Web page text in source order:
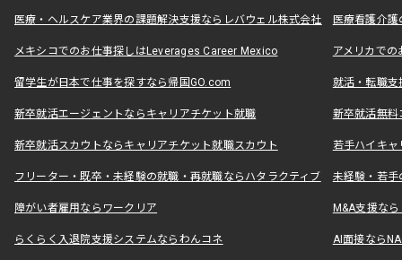
医療・ヘルスケア業界の課題解決支援ならレバウェル株式会社 医療看護介
メキシコでのお仕事探しはLeverages Career Mexico アメリカで
留学生が日本で仕事を探すなら帰国GO.com 就活・転職
新卒就活エージェントならキャリアチケット就職 新卒就活無料
新卒就活スカウトならキャリアチケット就職スカウト 若手ハイキ
フリーター・既卒・未経験の就職・再就職ならハタラクティブ 未経験・若手
障がい者雇用ならワークリア M&A支援な
らくらく入退院支援システムならわんコネ AI面接なら